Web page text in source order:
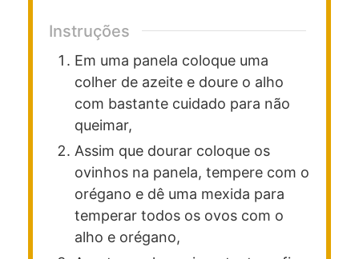
Instruções
Em uma panela coloque uma
colher de azeite e doure o alho
com bastante cuidado para não
queimar,
Assim que dourar coloque os
ovinhos na panela, tempere com o
orégano e dê uma mexida para
temperar todos os ovos com o
alho e orégano,